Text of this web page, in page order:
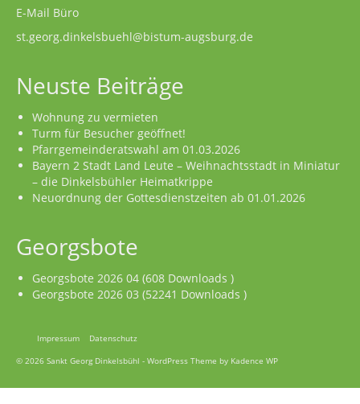
E-Mail Büro
st.georg.dinkelsbuehl@bistum-augsburg.de
Neuste Beiträge
Wohnung zu vermieten
Turm für Besucher geöffnet!
Pfarrgemeinderatswahl am 01.03.2026
Bayern 2 Stadt Land Leute – Weihnachtsstadt in Miniatur
– die Dinkelsbühler Heimatkrippe
Neuordnung der Gottesdienstzeiten ab 01.01.2026
Georgsbote
Georgsbote 2026 04 (608 Downloads )
Georgsbote 2026 03 (52241 Downloads )
Impressum
Datenschutz
© 2026 Sankt Georg Dinkelsbühl - WordPress Theme by Kadence WP